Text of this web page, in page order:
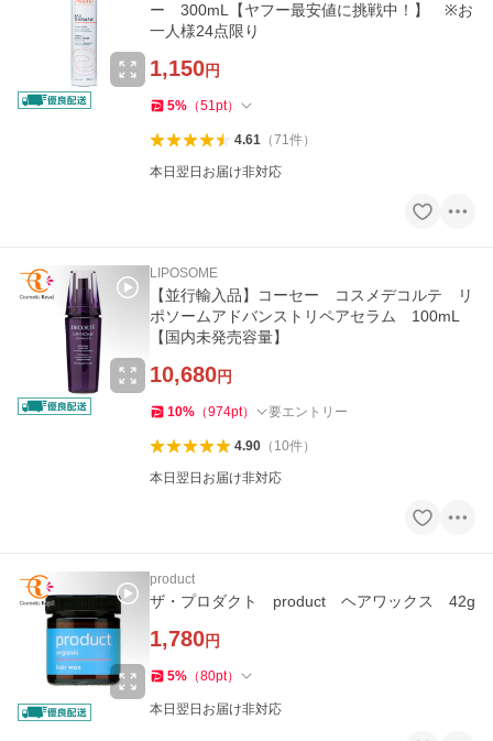
ー 300mL【ヤフー最安値に挑戦中！】 ※お
一人様24点限り
1,150円
5% （51pt）
4.61（71件）
本日翌日お届け非対応
LIPOSOME
【並行輸入品】コーセー コスメデコルテ リ
ポソームアドバンストリペアセラム 100mL
【国内未発売容量】
10,680円
10% （974pt） 要エントリー
4.90（ 10件）
本日翌日お届け非対応
product
ザ・プロダクト product ヘアワックス 42g
1,780円
5% （80pt）
本日翌日お届け非対応